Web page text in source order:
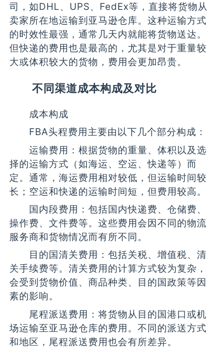
司，如DHL、UPS、FedEx等，直接将货物从
卖家所在地运输到亚马逊仓库。这种运输方式
的时效性最强，通常几天内就能将货物送达。
但快递的费用也是最高的，尤其是对于重量较
大或体积较大的货物，费用会更加昂贵。
不同渠道成本构成及对比
成本构成
FBA头程费用主要由以下几个部分构成：
运输费用：根据货物的重量、体积以及选
择的运输方式（如海运、空运、快递等）而
定。通常，海运费用相对较低，但运输时间较
长；空运和快递的运输时间短，但费用较高。
国内段费用：包括国内快递费、仓储费、
操作费、文件费等。这些费用会因不同的物流
服务商和货物情况而有所不同。
目的国清关费用：包括关税、增值税、清
关手续费等。清关费用的计算方式较为复杂，
会受到货物价值、商品种类、目的国政策等因
素的影响。
尾程派送费用：将货物从目的国港口或机
场运输至亚马逊仓库的费用。不同的派送方式
和地区，尾程派送费用也会有所差异。